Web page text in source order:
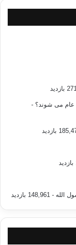
عام می شوند؟ -
الله - 148,961 بازدید